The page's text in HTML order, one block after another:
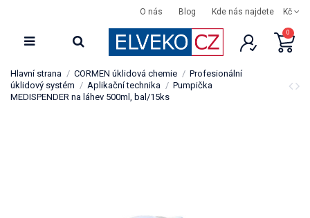
O nás Blog Kde nás najdete Kč
0
Hlavní strana CORMEN úklidová chemie
Profesionální
úklidový systém
Aplikační technika
Pumpička
MEDISPENDER na láhev 500ml, bal/15ks